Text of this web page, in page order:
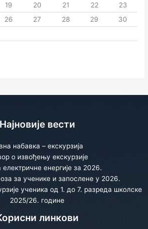
19 20 21 22
23
26 27 28 29
30
Најновије вести
набавка – екскурзија
о извођењу екскурзије
електричне енергије за 2026.
за ученике и запослене у 2026.
ученика од 1. до 7. разреда школске
2025/26. године
линкови